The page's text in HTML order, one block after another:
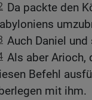
Da packte den
Auch Daniel
Als aber Arioch,
Befehl
mit ihm.